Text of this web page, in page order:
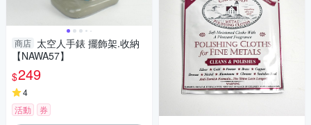
商店 太空人手錶 擺飾架.收納
【NAWA57】
$249
4
活動
券